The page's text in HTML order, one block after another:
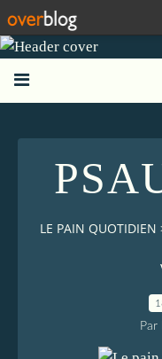
LE PAIN QUOTIDIEN
Par